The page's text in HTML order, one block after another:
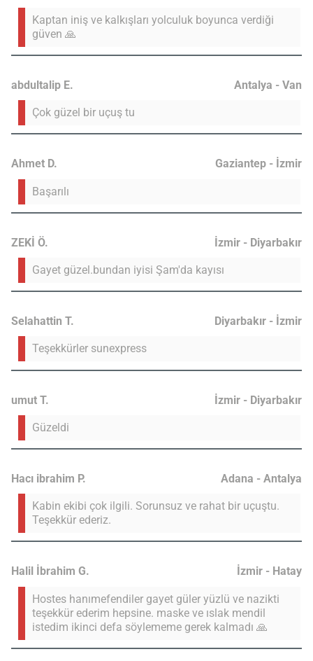
Kaptan iniş ve kalkışları yolculuk boyunca verdiği
güven 🙏
abdultalip E. Antalya - Van
Çok güzel bir uçuş tu
Ahmet D. Gaziantep - İzmir
Başarılı
ZEKİ Ö. İzmir - Diyarbakır
Gayet güzel.bundan iyisi Şam'da kayısı
Selahattin T. Diyarbakır - İzmir
Teşekkürler sunexpress
umut T. İzmir - Diyarbakır
Güzeldi
Hacı ibrahim P. Adana - Antalya
Kabin ekibi çok ilgili. Sorunsuz ve rahat bir uçuştu.
Teşekkür ederiz.
Halil İbrahim G. İzmir - Hatay
Hostes hanımefendiler gayet güler yüzlü ve nazikti
teşekkür ederim hepsine. maske ve ıslak mendil
istedim ikinci defa söylememe gerek kalmadı 🙏